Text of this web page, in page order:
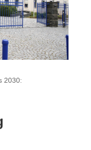
2030: